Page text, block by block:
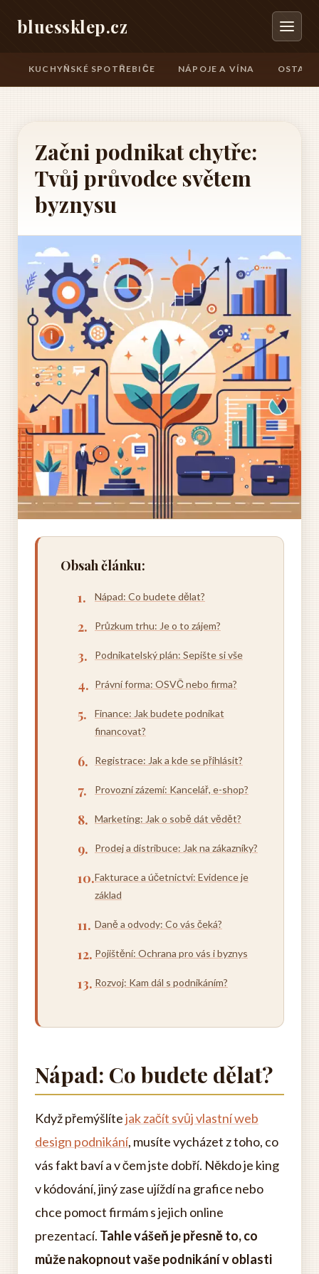
bluessklep.cz
KUCHYŇSKÉ SPOTŘEBIČE NÁPOJE A VÍNA
Začni podnikat chytře:
Tvůj průvodce světem
byznysu
Obsah článku:
Nápad: Co budete dělat?
Průzkum trhu: Je o to zájem?
Podnikatelský plán: Sepište si vše
Právní forma: OSVČ nebo firma?
Finance: Jak budete podnikat
financovat?
Registrace: Jak a kde se přihlásit?
Provozní zázemí: Kancelář, e-shop?
Marketing: Jak o sobě dát vědět?
Prodej a distribuce: Jak na zákazníky?
Fakturace a účetnictví: Evidence je
základ
Daně a odvody: Co vás čeká?
Pojištění: Ochrana pro vás i byznys
Rozvoj: Kam dál s podnikáním?
Nápad: Co budete dělat?
Když přemýšlítejak začít svůj vlastní web
design podnikání, musíte vycházet z toho, co
vás fakt baví a v čem jste dobří. Někdo je king
v kódování, jiný zase ujíždí na grafice nebo
chce pomoct firmám s jejich online
prezentací. Tahle vášeň je přesně to, co
může nakopnout vaše podnikání v oblasti